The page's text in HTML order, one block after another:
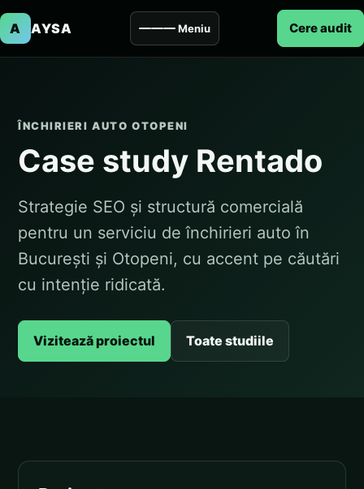
A AYSA Meniu Cere audit
ÎNCHIRIERI AUTO OTOPENI
Case study Rentado
Strategie SEO și structură comercială
pentru un serviciu de închirieri auto în
București și Otopeni, cu accent pe căutări
cu intenție ridicată.
Vizitează proiectul Toate studiile